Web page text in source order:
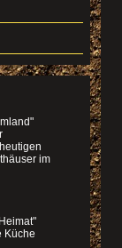
im
Küche